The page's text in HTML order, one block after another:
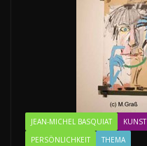
JEAN-MICHEL BASQUIAT KUNST
PERSÖNLICHKEIT
THEMA